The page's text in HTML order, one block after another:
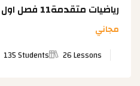
رياضيات متقدمة11 فصل اول أ. محمد حافظ
مجاني
26 Lessons
135 Students